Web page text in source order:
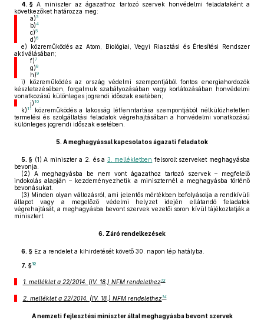
4. § A miniszter az ágazathoz tartozó szervek honvédelmi feladataként a
következőket határozza meg:
a)3
b)4
c)5
d)6
e) közreműködés az Atom, Biológiai, Vegyi Riasztási és Értesítési Rendszer
aktiválásában;
f)7
g)8
h)9
i) közreműködés az ország védelmi szempontjából fontos energiahordozók
készletezésében, forgalmuk szabályozásában vagy korlátozásában honvédelmi
vonatkozású különleges jogrendi időszak esetében;
j) 10
k) 11
közreműködés a lakosság létfenntartása szempontjából nélkülözhetetlen
termelési és szolgáltatási feladatok végrehajtásában a honvédelmi vonatkozású
különleges jogrendi időszak esetében.
5. A meghagyással kapcsolatos ágazati feladatok
5. § (1) A miniszter a 2. és a 3. mellékletben felsorolt szerveket meghagyásba
bevonja.
(2) A meghagyásba be nem vont ágazathoz tartozó szervek – megfelelő
indokolás alapján – kezdeményezhetik a miniszternél a meghagyásba történő
bevonásukat.
(3) Minden olyan változásról, ami jelentős mértékben befolyásolja a rendkívüli
állapot vagy a megelőző védelmi helyzet idején ellátandó feladatok
végrehajtását, a meghagyásba bevont szervek vezetői soron kívül tájékoztatják a
minisztert.
6. Záró rendelkezések
6. § Ez a rendelet a kihirdetését követő 30. napon lép hatályba.
7. §12
1. melléklet a 22/2014. (IV. 18.) NFM rendelethez13
2. melléklet a 22/2014. (IV. 18.) NFM rendelethez14
A nemzeti fejlesztési miniszter által meghagyásba bevont szervek